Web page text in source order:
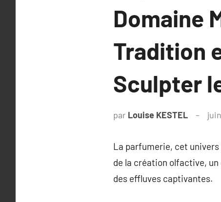
Domaine
Tradition
Sculpter
par Louise KESTEL
La parfumerie, cet
de la création olfactive, un
des effluves captivantes.